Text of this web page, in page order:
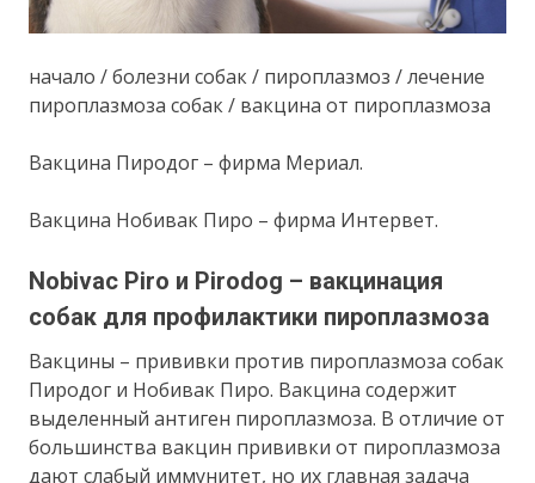
начало / болезни собак / пироплазмоз / лечение
пироплазмоза собак / вакцина от пироплазмоза
Вакцина Пиродог – фирма Мериал.
Вакцина Нобивак Пиро – фирма Интервет.
Nobivac Piro и Pirodog – вакцинация
собак для профилактики пироплазмоза
Вакцины – прививки против пироплазмоза собак
Пиродог и Нобивак Пиро. Вакцина содержит
выделенный антиген пироплазмоза. В отличие от
большинства вакцин прививки от пироплазмоза
дают слабый иммунитет, но их главная задача